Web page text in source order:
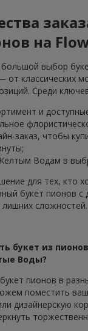
на
большой выбор
классических
Среди
и
заказ, чтобы
Водам в
для тех, кто
букет пионов с
сложностей.
букет из
Воды?
пионов в
поместить ваш
дизайнерскую